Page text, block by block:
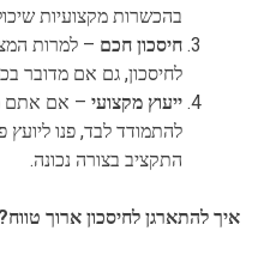
בהכשרות מקצועיות
חיסכון חכם – למרות
לחיסכון, גם אם מדובר
ייעוץ מקצועי – אם אתם
להתמודד לבד, פנו ליועץ
התקציב בצורה נכונה.
איך להתארגן לחיסכון ארוך